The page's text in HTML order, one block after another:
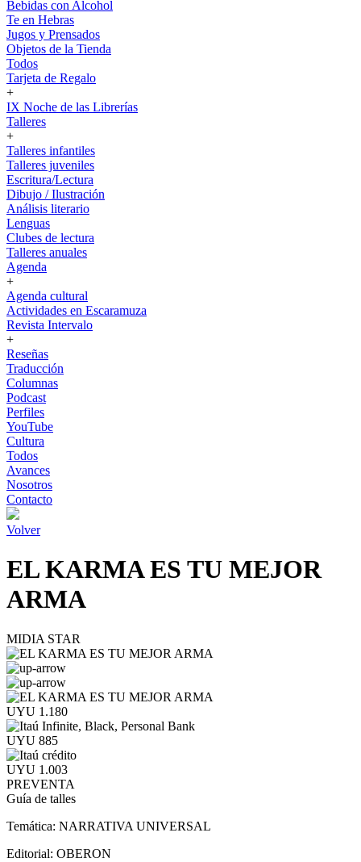
Bebidas con Alcohol
Te en Hebras
Jugos y Prensados
Objetos de la Tienda
Todos
Tarjeta de Regalo
+
IX Noche de las Librerías
Talleres
+
Talleres infantiles
Talleres juveniles
Escritura/Lectura
Dibujo / Ilustración
Análisis literario
Lenguas
Clubes de lectura
Talleres anuales
Agenda
+
Agenda cultural
Actividades en Escaramuza
Revista Intervalo
+
Reseñas
Traducción
Columnas
Podcast
Perfiles
YouTube
Cultura
Todos
Avances
Nosotros
Contacto
Volver
EL KARMA ES TU MEJOR
ARMA
MIDIA STAR
UYU 1.180
UYU 885
UYU 1.003
PREVENTA
Guía de talles
Temática: NARRATIVA UNIVERSAL
Editorial: OBERON